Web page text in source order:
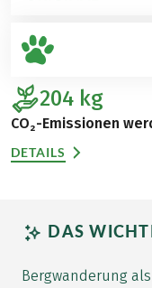
204 kg
CO₂-Emissionen
DETAILS
DAS
Bergwanderung